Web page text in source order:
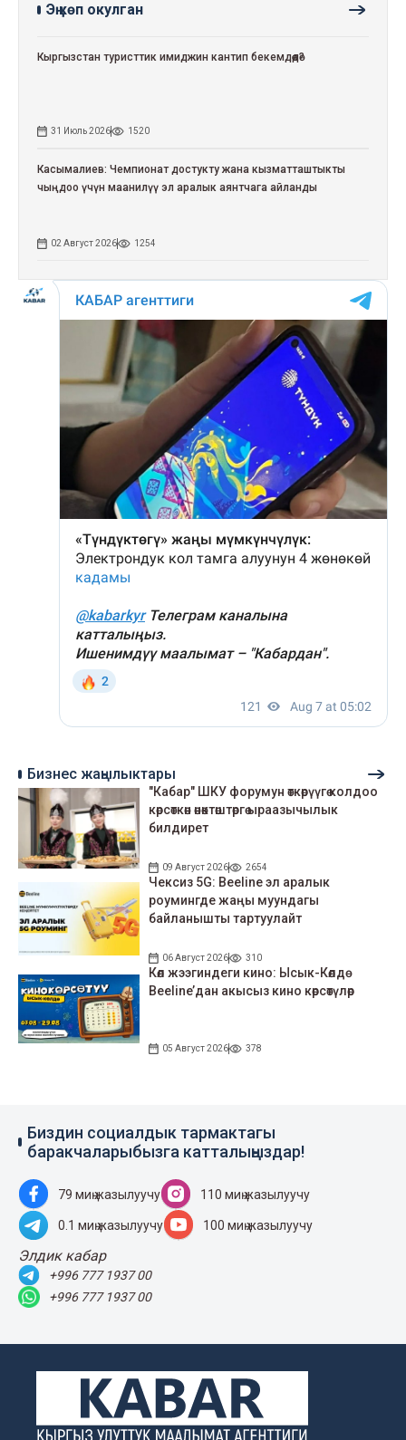
Эң көп окулган
Кыргызстан туристтик имиджин кантип бекемдөөдө?
31 Июль 2026 1520
Касымалиев: Чемпионат достукту жана кызматташтыкты
чыңдоо үчүн маанилүү эл аралык аянтчага айланды
02 Август 2026 1254
Бизнес жаңылыктары
"Кабар" ШКУ форумун өткөрүүгө колдоо
көрсөткөн өнөктөштөргө ыраазычылык
билдирет
09 Август 2026 2654
Чексиз 5G: Beeline эл аралык
роумингде жаңы муундагы
байланышты тартуулайт
06 Август 2026 310
Көл жээгиндеги кино: Ысык-Көлдө
Beeline’дан акысыз кино көрсөтүлөр
05 Август 2026 378
Биздин социалдык тармактагы
баракчаларыбызга катталыңыздар!
79 миң жазылуучу 110 миң жазылуучу
0.1 миң жазылуучу 100 миң жазылуучу
Элдик кабар
+996 777 1937 00
+996 777 1937 00